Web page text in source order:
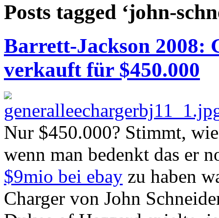
Posts tagged ‘john-
Barrett-Jackson 2008:
verkauft für $450.000
Nur $450.000? Stimmt,
wenn man bedenkt das er
$9mio bei ebay zu haben
Charger von John